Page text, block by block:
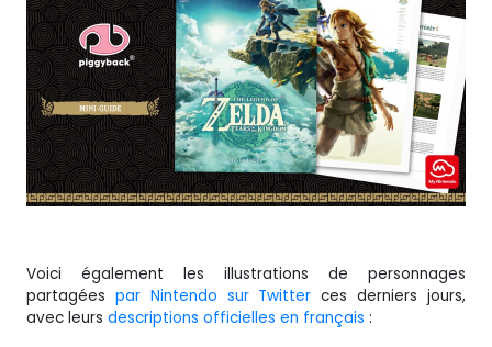
Voici également les illustrations de personnages
partagées par Nintendo sur Twitter ces derniers jours,
avec leurs descriptions officielles en français :